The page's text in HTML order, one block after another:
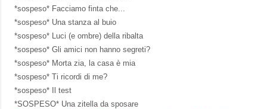
*sospeso* Facciamo finta che...
*sospeso* Una stanza al buio
*sospeso* Luci (e ombre) della ribalta
*sospeso* Gli amici non hanno segreti?
*sospeso* Morta zia, la casa è mia
*sospeso* Ti ricordi di me?
*sospeso* Il test
*SOSPESO* Una zitella da sposare